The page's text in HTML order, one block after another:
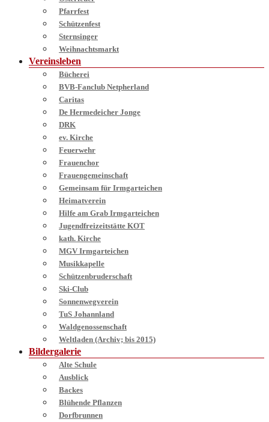
Pfarrfest
Schützenfest
Sternsinger
Weihnachtsmarkt
Vereinsleben
Bücherei
BVB-Fanclub Netpherland
Caritas
De Hermedeicher Jonge
DRK
ev. Kirche
Feuerwehr
Frauenchor
Frauengemeinschaft
Gemeinsam für Irmgarteichen
Heimatverein
Hilfe am Grab Irmgarteichen
Jugendfreizeitstätte KOT
kath. Kirche
MGV Irmgarteichen
Musikkapelle
Schützenbruderschaft
Ski-Club
Sonnenwegverein
TuS Johannland
Waldgenossenschaft
Weltladen (Archiv; bis 2015)
Bildergalerie
Alte Schule
Ausblick
Backes
Blühende Pflanzen
Dorfbrunnen